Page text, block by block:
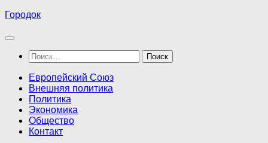
Перейти
содержимому
Городок
Найти:
Европейский Союз
Внешняя политика
Политика
Экономика
Общество
Контакт